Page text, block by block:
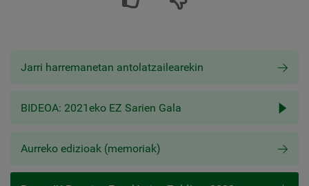
Jarri harremanetan antolatzailearekin
BIDEOA: 2021eko EZ Sarien Gala
Aurreko edizioak (memoriak)